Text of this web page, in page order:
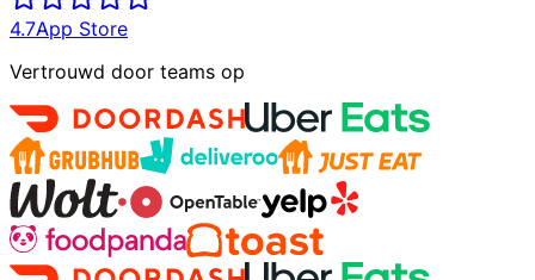
4.7App Store
Vertrouwd door teams op